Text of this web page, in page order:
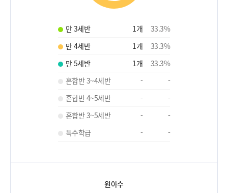
만 3세반 1개 33.3%
만 4세반
1개 33.3%
만 5세반
1개 33.3%
혼합반 3~4세반
-
-
혼합반 4~5세반
-
-
혼합반 3~5세반
-
-
특수학급
- -
원아수